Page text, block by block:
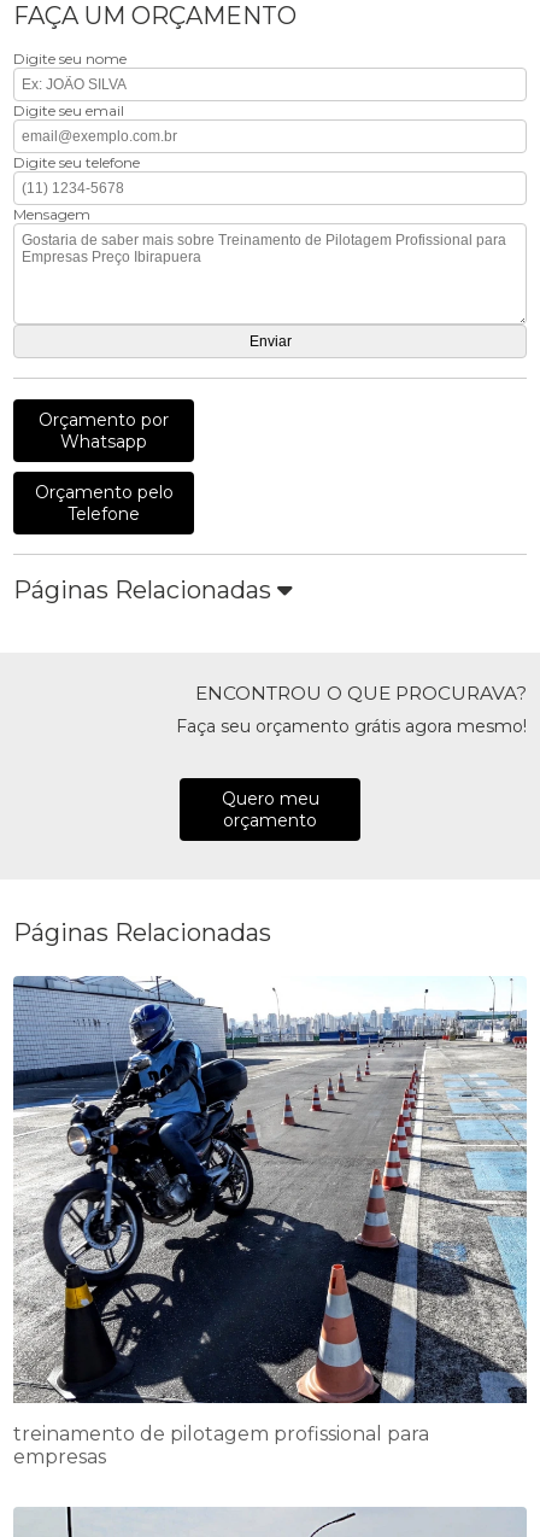
FAÇA UM ORÇAMENTO
Digite seu nome
Digite seu email
Digite seu telefone
Mensagem
Orçamento por
Whatsapp
Orçamento pelo
Telefone
Páginas Relacionadas
ENCONTROU O QUE PROCURAVA?
Faça seu orçamento grátis agora mesmo!
Quero meu
orçamento
Páginas Relacionadas
treinamento de pilotagem profissional para
empresas